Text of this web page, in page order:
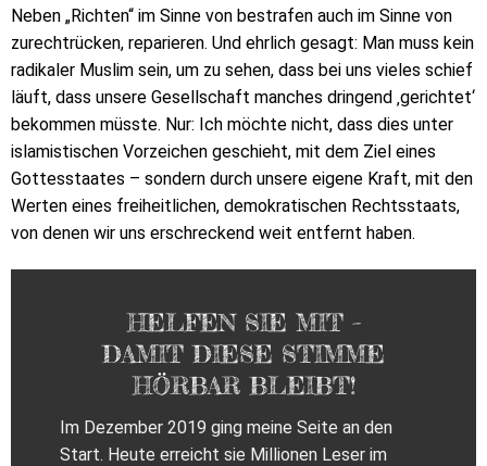
Neben „Richten“ im Sinne von bestrafen auch im Sinne von
zurechtrücken, reparieren. Und ehrlich gesagt: Man muss kein
radikaler Muslim sein, um zu sehen, dass bei uns vieles schief
läuft, dass unsere Gesellschaft manches dringend ‚gerichtet‘
bekommen müsste. Nur: Ich möchte nicht, dass dies unter
islamistischen Vorzeichen geschieht, mit dem Ziel eines
Gottesstaates – sondern durch unsere eigene Kraft, mit den
Werten eines freiheitlichen, demokratischen Rechtsstaats,
von denen wir uns erschreckend weit entfernt haben.
HELFEN SIE MIT –
DAMIT DIESE STIMME
HÖRBAR BLEIBT!
Im Dezember 2019 ging meine Seite an den
Start. Heute erreicht sie Millionen Leser im